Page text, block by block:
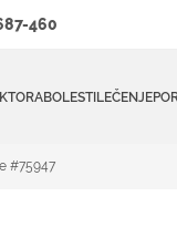
460
BOLESTILEČENJE
#75947